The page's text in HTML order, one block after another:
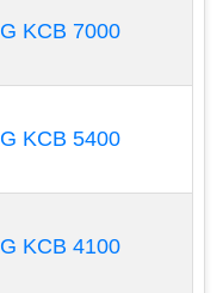
KCB 7000
KCB 5400
KCB 4100